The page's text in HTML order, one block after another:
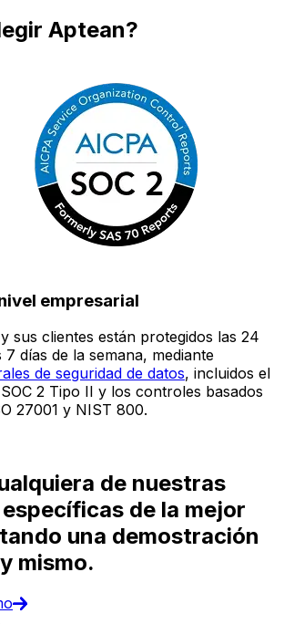
Aptean?
empresarial
sus clientes están protegidos las 24
días de la semana, mediante
de seguridad de datos, incluidos el
2 Tipo II y los controles basados
27001 y NIST 800.
de nuestras
de la mejor
una demostración
mismo.